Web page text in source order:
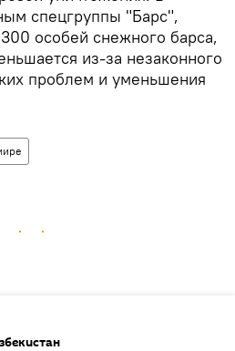
спецгруппы "Барс",
особей снежного барса,
из-за незаконного
проблем и уменьшения